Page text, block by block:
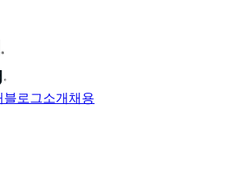
블로그소개 채용